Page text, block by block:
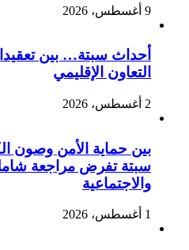
9 أغسطس، 2026
أحداث سبتة… بين
التعاون الإقليمي
2 أغسطس، 2026
بين حماية الأمن وصون
سبتة تفرض مراجعة شاملة
والاجتماعية
1 أغسطس، 2026